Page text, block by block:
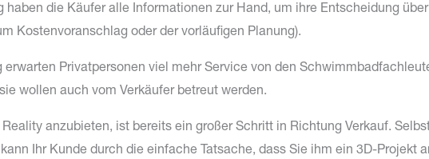
haben die Käufer alle Informationen zur Hand, um ihre Entscheidung
Kostenvoranschlag oder der vorläufigen Planung).
Privatpersonen viel mehr Service von den
wollen auch vom Verkäufer betreut werden.
anzubieten, ist bereits ein großer Schritt in Richtung Verkauf.
Ihr Kunde durch die einfache Tatsache, dass Sie ihm ein 3D-Projekt